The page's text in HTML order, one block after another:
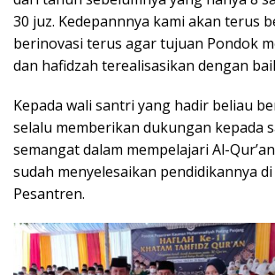
30 juz. Kedepannnya kami akan terus
berinovasi terus agar tujuan Pondok
dan hafidzah terealisasikan dengan
Kepada wali santri yang hadir beliau
selalu memberikan dukungan kepada
semangat dalam mempelajari Al-
sudah menyelesaikan pendidikannya
Pesantren.